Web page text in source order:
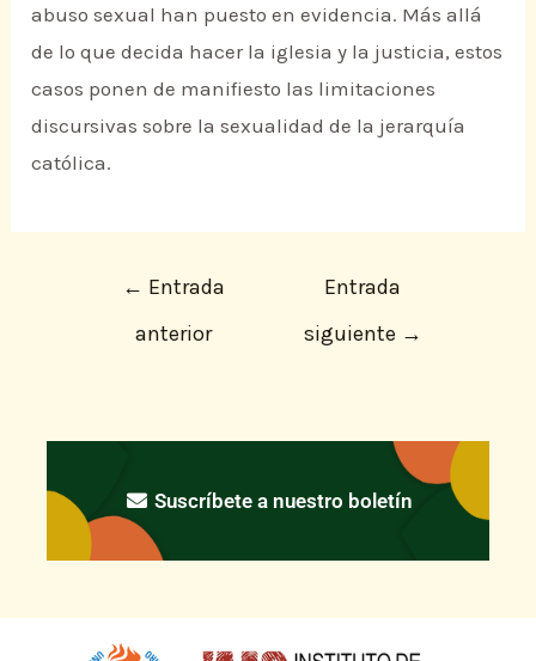
abuso sexual han puesto en evidencia. Más allá
de lo que decida hacer la iglesia y la justicia, estos
casos ponen de manifiesto las limitaciones
discursivas sobre la sexualidad de la jerarquía
católica.
← Entrada
anterior
Entrada
siguiente →
Suscríbete a nuestro boletín